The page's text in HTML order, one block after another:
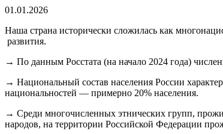
01.01.2026
Наша страна исторически сложилась как
развития.
→ По данным Росстата (на начало 2024 года)
→ Национальный состав населения России
национальностей — примерно 20% населения.
→ Среди многочисленных этнических групп,
народов, на территории Российской Федерации